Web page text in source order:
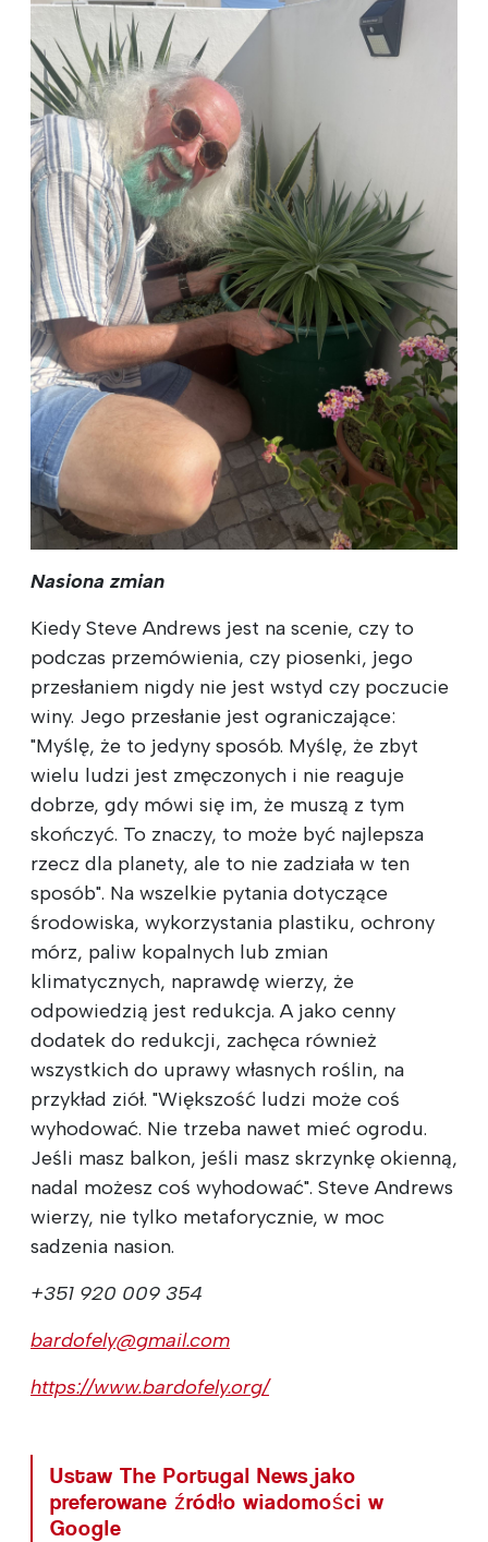
Nasiona zmian
Kiedy Steve Andrews jest na scenie, czy to
podczas przemówienia, czy piosenki, jego
przesłaniem nigdy nie jest wstyd czy poczucie
winy. Jego przesłanie jest ograniczające:
"Myślę, że to jedyny sposób. Myślę, że zbyt
wielu ludzi jest zmęczonych i nie reaguje
dobrze, gdy mówi się im, że muszą z tym
skończyć. To znaczy, to może być najlepsza
rzecz dla planety, ale to nie zadziała w ten
sposób". Na wszelkie pytania dotyczące
środowiska, wykorzystania plastiku, ochrony
mórz, paliw kopalnych lub zmian
klimatycznych, naprawdę wierzy, że
odpowiedzią jest redukcja. A jako cenny
dodatek do redukcji, zachęca również
wszystkich do uprawy własnych roślin, na
przykład ziół. "Większość ludzi może coś
wyhodować. Nie trzeba nawet mieć ogrodu.
Jeśli masz balkon, jeśli masz skrzynkę okienną,
nadal możesz coś wyhodować". Steve Andrews
wierzy, nie tylko metaforycznie, w moc
sadzenia nasion.
+351 920 009 354
bardofely@gmail.com
https://www.bardofely.org/
Ustaw The Portugal News jako
preferowane źródło wiadomości w
Google